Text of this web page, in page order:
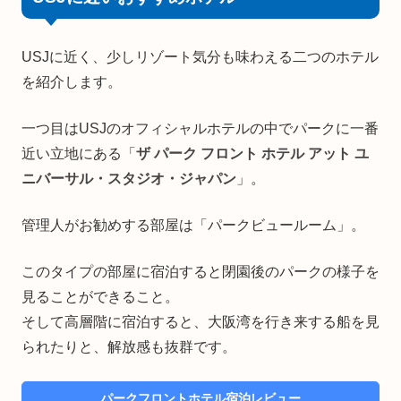
USJに近く、少しリゾート気分も味わえる二つのホテル
を紹介します。
一つ目はUSJのオフィシャルホテルの中でパークに一番
近い立地にある「 ザ パーク フロント ホテル アット ユ
ニバーサル・スタジオ・ジャパン 」。
管理人がお勧めする部屋は「パークビュールーム」。
このタイプの部屋に宿泊すると閉園後のパークの様子を
見ることができること。
そして高層階に宿泊すると、大阪湾を行き来する船を見
られたりと、解放感も抜群です。